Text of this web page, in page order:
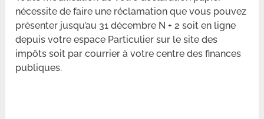
nécessite de faire une réclamation que vous pouvez
présenter jusqu’au 31 décembre N + 2 soit en ligne
depuis votre espace Particulier sur le site des
impôts soit par courrier à votre centre des finances
publiques.